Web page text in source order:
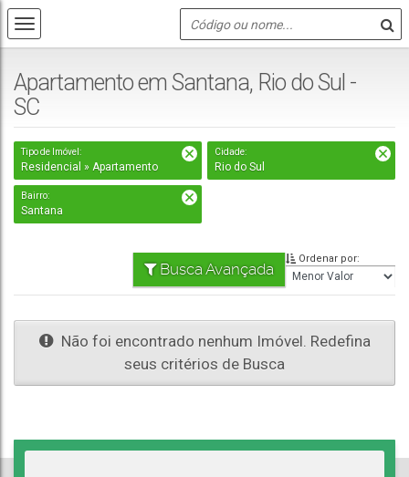
Apartamento em Santana, Rio do Sul -
SC
Tipo de Imóvel:
Residencial » Apartamento
Cidade:
Rio do Sul
Bairro:
Santana
Busca Avançada
Ordenar por:
Não foi encontrado nenhum Imóvel. Redefina
seus critérios de Busca